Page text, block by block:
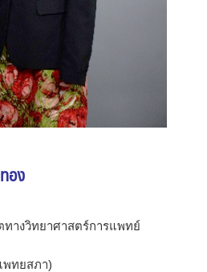
อง
างวิทยาศาสตร์การแพทย์
พทยสภา)